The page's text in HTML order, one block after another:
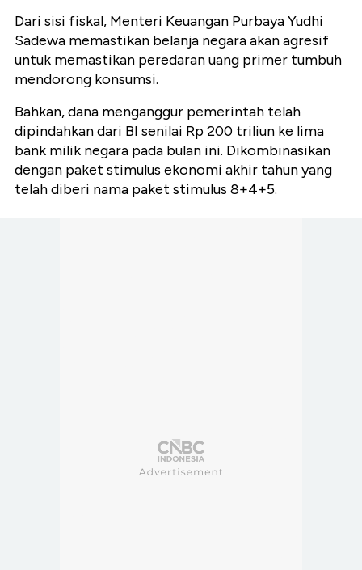
Dari sisi fiskal, Menteri Keuangan Purbaya Yudhi
Sadewa memastikan belanja negara akan agresif
untuk memastikan peredaran uang primer tumbuh
mendorong konsumsi.
Bahkan, dana menganggur pemerintah telah
dipindahkan dari BI senilai Rp 200 triliun ke lima
bank milik negara pada bulan ini. Dikombinasikan
dengan paket stimulus ekonomi akhir tahun yang
telah diberi nama paket stimulus 8+4+5.